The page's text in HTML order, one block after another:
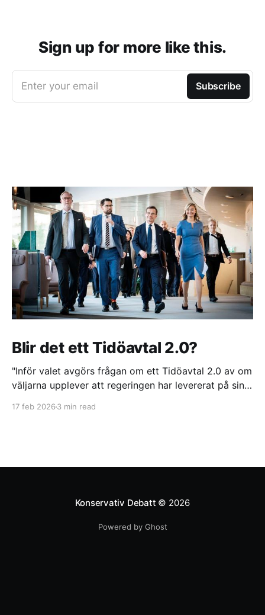
Sign up for more like this.
Enter your email Subscribe
Blir det ett Tidöavtal 2.0?
"Inför valet avgörs frågan om ett Tidöavtal 2.0 av om
väljarna upplever att regeringen har levererat på sina
17 feb 2026 3 min read
Konservativ Debatt © 2026
Powered by Ghost